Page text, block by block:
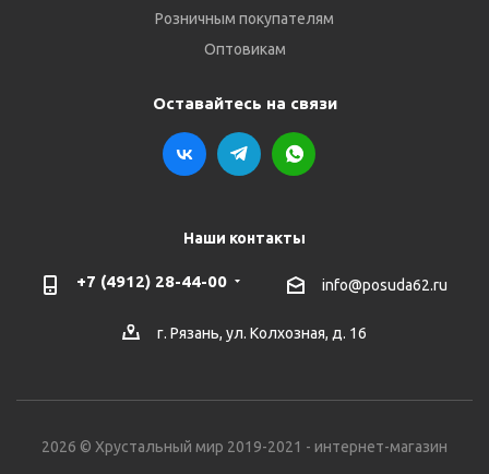
Розничным покупателям
Оптовикам
Оставайтесь на связи
Наши контакты
+7 (4912) 28-44-00 info@posuda62.ru
г. Рязань, ул. Колхозная, д. 16
2026 © Хрустальный мир 2019-2021 - интернет-магазин